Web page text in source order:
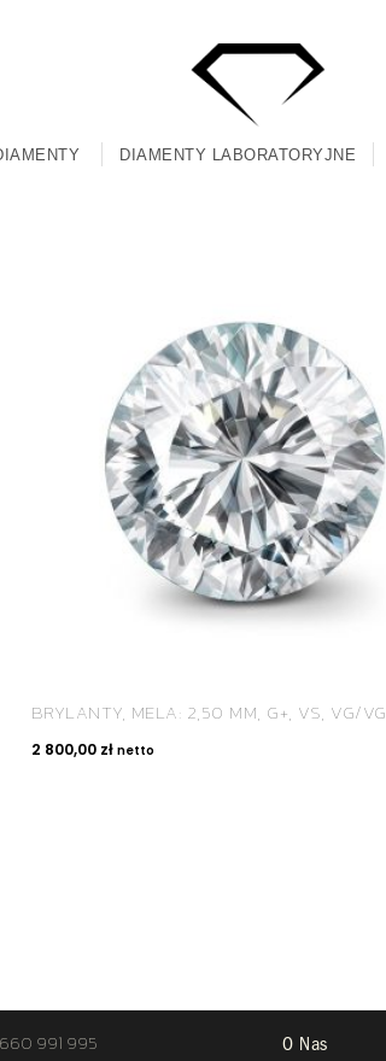
DIAMENTY LABORATORYJNE
BRYLANTY, MELA: 2,50 MM, G+, VS, VG/VG
2 800,00 zł netto
991 995
O Nas